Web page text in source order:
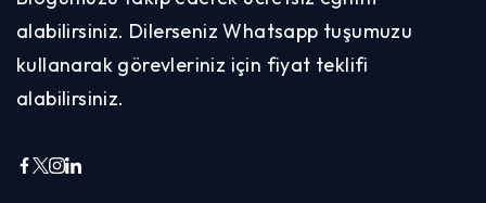
alabilirsiniz. Dilerseniz Whatsapp tuşumuzu
kullanarak görevleriniz için fiyat teklifi
alabilirsiniz.